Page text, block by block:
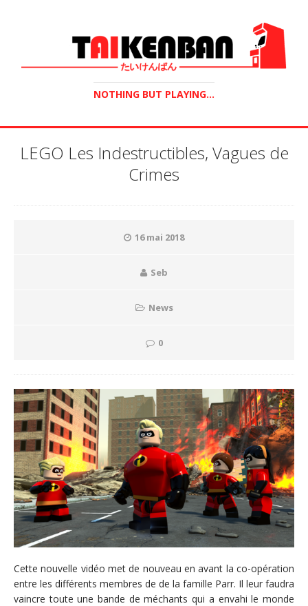
NOTHING BUT PLAYING...
LEGO Les Indestructibles, Vagues de
Crimes
16 mai 2018
Seb
News
0
Cette nouvelle vidéo met de nouveau en avant la co-opération
entre les différents membres de de la famille Parr. Il leur faudra
vaincre toute une bande de méchants qui a envahi le monde